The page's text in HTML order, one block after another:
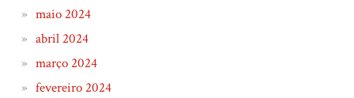
maio 2024
abril 2024
março 2024
fevereiro 2024